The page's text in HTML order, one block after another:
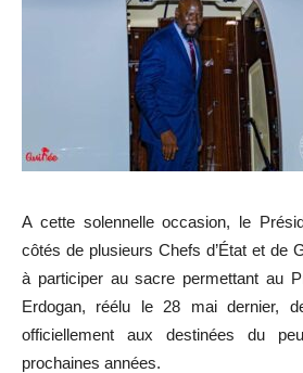
A cette solennelle occasion, le
côtés de plusieurs Chefs d’État et de
à participer au sacre permettant au
Erdogan, réélu le 28 mai dernier,
officiellement aux destinées du
prochaines années.